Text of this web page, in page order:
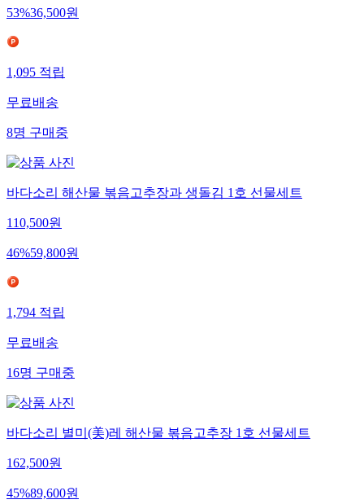
53%36,500원
1,095적립
무료배송
8명구매중
바다소리 해산물 볶음고추장과 생돌김 1호 선물세트
110,500원
46%59,800원
1,794적립
무료배송
16명구매중
바다소리 별미(美)레 해산물 볶음고추장 1호 선물세트
162,500원
45%89,600원